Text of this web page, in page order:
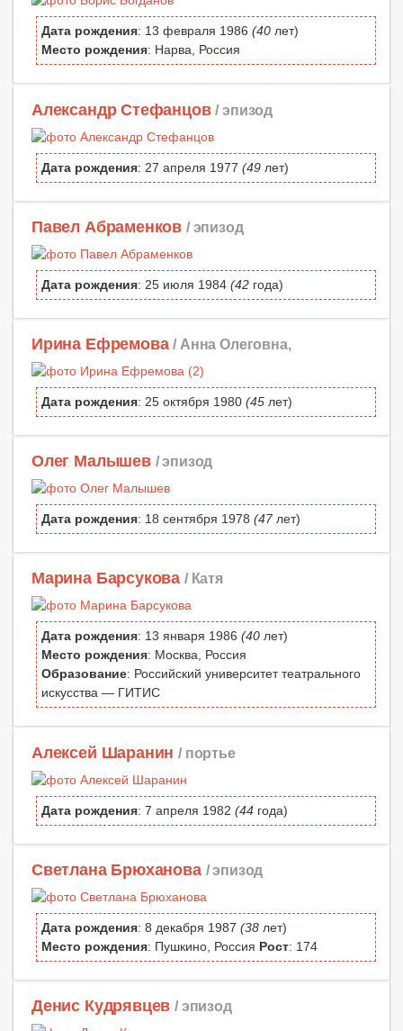
Дата рождения: 13 февраля 1986 (40 лет)
Место рождения: Нарва, Россия
Александр Стефанцов / эпизод
Дата рождения: 27 апреля 1977 (49 лет)
Павел Абраменков / эпизод
Дата рождения: 25 июля 1984 (42 года)
Ирина Ефремова / Анна Олеговна,
Дата рождения: 25 октября 1980 (45 лет)
Олег Малышев / эпизод
Дата рождения: 18 сентября 1978 (47лет)
Марина Барсукова / Катя
Дата рождения: 13 января 1986 (40 лет)
Место рождения: Москва, Россия
Образование: Российский университет театрального
искусства — ГИТИС
Алексей Шаранин / портье
Дата рождения: 7 апреля 1982 (44 года)
Светлана Брюханова / эпизод
Дата рождения: 8 декабря 1987 (38 лет)
Место рождения: Пушкино, Россия Рост: 174
Денис Кудрявцев / эпизод